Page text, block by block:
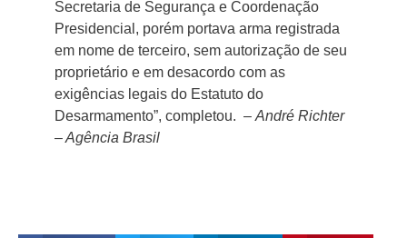
Secretaria de Segurança e Coordenação
Presidencial, porém portava arma registrada
em nome de terceiro, sem autorização de seu
proprietário e em desacordo com as
exigências legais do Estatuto do
Desarmamento”, completou. – André Richter
– Agência Brasil